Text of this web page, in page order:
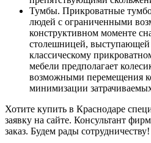
Тумбы. Прикроватные
людей с ограниченными
конструктивном моменте
столешницей, выступающей
классическому
мебели предполагает
возможными перемещения
минимизации
Хотите купить в Краснодаре
заявку на сайте. Консультант
заказ. Будем рады сотрудничеству!